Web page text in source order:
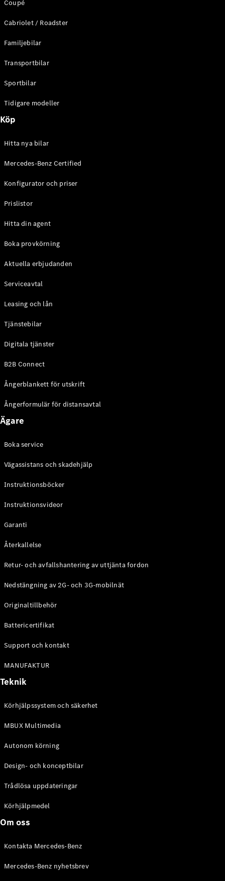
Terrain
E-Klass
Kombi
E-Klass
Terrain
Konfigurator
Store
A-Klass
Konfigurator
Mercedes-
Benz Online
Coupé
CLE Coupé
AMG GT
Dörrars
Mercedes-
AMG GT
Coupé
Benz Online
Store
Cabriolet / Roadster
CLE
Mercedes-
Roadster
Maybach SL
Monogram
Series
Store
Coupé
Cabriolet / Roadster
Familjebilar
Transportbilar
Sportbilar
Tidigare modeller
Köp
Hitta nya bilar
Mercedes-Benz Certified
Konfigurator och priser
Prislistor
Hitta din agent
Boka provkörning
Aktuella erbjudanden
Serviceavtal
Leasing och lån
Tjänstebilar
Digitala tjänster
B2B Connect
Ångerblankett för utskrift
Ångerformulär för distansavtal
Ägare
Boka service
Vägassistans och skadehjälp
Instruktionsböcker
Instruktionsvideor
Garanti
Återkallelse
Retur- och avfallshantering av uttjänta fordon
Nedstängning av 2G- och 3G-mobilnät
Originaltillbehör
Battericertifikat
Support och kontakt
MANUFAKTUR
Teknik
Körhjälpssystem och säkerhet
MBUX Multimedia
Autonom körning
Design- och konceptbilar
Trådlösa uppdateringar
Körhjälpmedel
Om oss
Kontakta Mercedes-Benz
Mercedes-Benz nyhetsbrev